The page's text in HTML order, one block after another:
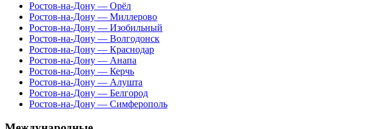
Ростов-на-Дону — Орёл
Ростов-на-Дону — Миллерово
Ростов-на-Дону — Изобильный
Ростов-на-Дону — Волгодонск
Ростов-на-Дону — Краснодар
Ростов-на-Дону — Анапа
Ростов-на-Дону — Керчь
Ростов-на-Дону — Алушта
Ростов-на-Дону — Белгород
Ростов-на-Дону — Симферополь